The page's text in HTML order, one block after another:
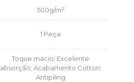
500g/m²
1 Peça
Toque macio; Excelente
absorção; Acabamento Cotton;
Antipiling